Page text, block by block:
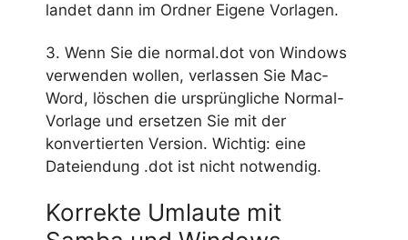
landet dann im Ordner Eigene Vorlagen.
3. Wenn Sie die normal.dot von Windows
verwenden wollen, verlassen Sie Mac-
Word, löschen die ursprüngliche Normal-
Vorlage und ersetzen Sie mit der
konvertierten Version. Wichtig: eine
Dateiendung .dot ist nicht notwendig.
Korrekte Umlaute mit